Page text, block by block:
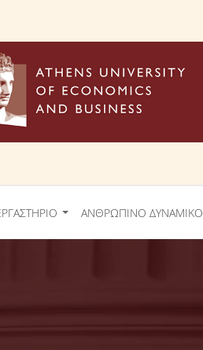
ΑΝΘΡΩΠΙΝΟ ΔΥΝΑΜΙΚΟ